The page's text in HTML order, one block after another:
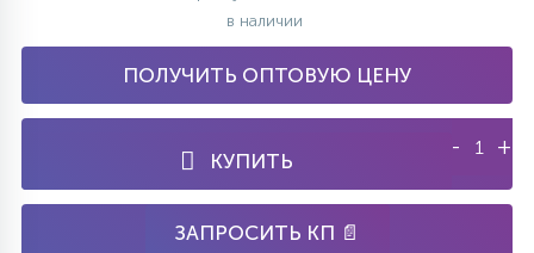
в наличии
ПОЛУЧИТЬ ОПТОВУЮ ЦЕНУ
КУПИТЬ
- +
ЗАПРОСИТЬ КП 📄